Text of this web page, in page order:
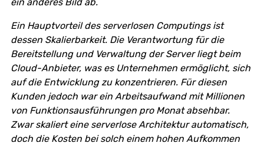
Ein Hauptvorteil des serverlosen Computings ist
dessen Skalierbarkeit. Die Verantwortung für die
Bereitstellung und Verwaltung der Server liegt beim
Cloud-Anbieter, was es Unternehmen ermöglicht, sich
auf die Entwicklung zu konzentrieren. Für diesen
Kunden jedoch war ein Arbeitsaufwand mit Millionen
von Funktionsausführungen pro Monat absehbar.
Zwar skaliert eine serverlose Architektur automatisch,
doch die Kosten bei solch einem hohen Aufkommen